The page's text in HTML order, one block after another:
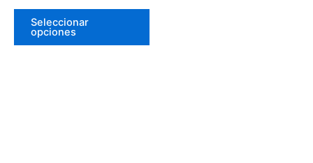
Seleccionar
opciones